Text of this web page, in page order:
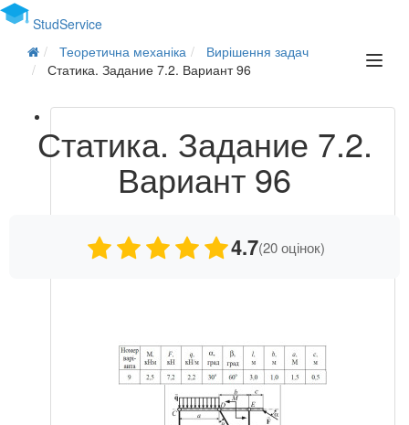
StudService
Теоретична механіка
Вирішення задач
Статика. Задание 7.2. Вариант 96
Статика. Задание 7.2.
Вариант 96
4.7(20 оцінок)